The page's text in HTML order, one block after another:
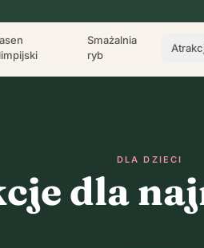
Smażalnia
ryb
DLA DZIECI
dla